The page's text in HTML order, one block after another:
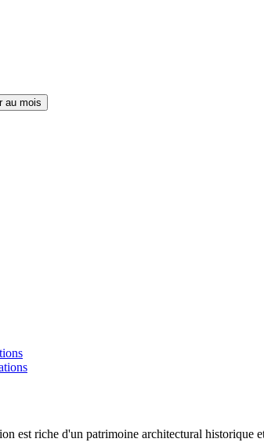
au mois
est riche d'un patrimoine architectural historique